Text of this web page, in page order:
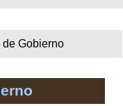
de Gobierno